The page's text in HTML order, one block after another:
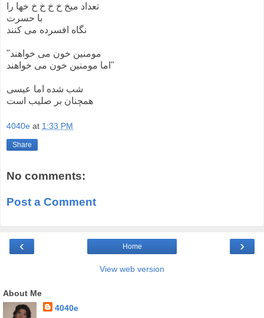
تعداد میخ خ خ خ خ خها را
با حسرت
نگاه افسرده می کنند
"مومنین خون می خواهند
اما مومنین خون می خواهند"
شب شده اما عیسی
همچنان بر صلیب است
4040e at 1:33 PM
Share
No comments:
Post a Comment
‹ ›
Home
View web version
About Me
4040e